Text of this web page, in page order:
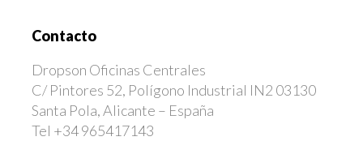
Contacto
Dropson Oficinas Centrales
C/ Pintores 52, Polígono Industrial IN2 03130
Santa Pola, Alicante – España
Tel +34 965417143